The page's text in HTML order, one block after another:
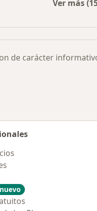
Ver más
de carácter
nuevo